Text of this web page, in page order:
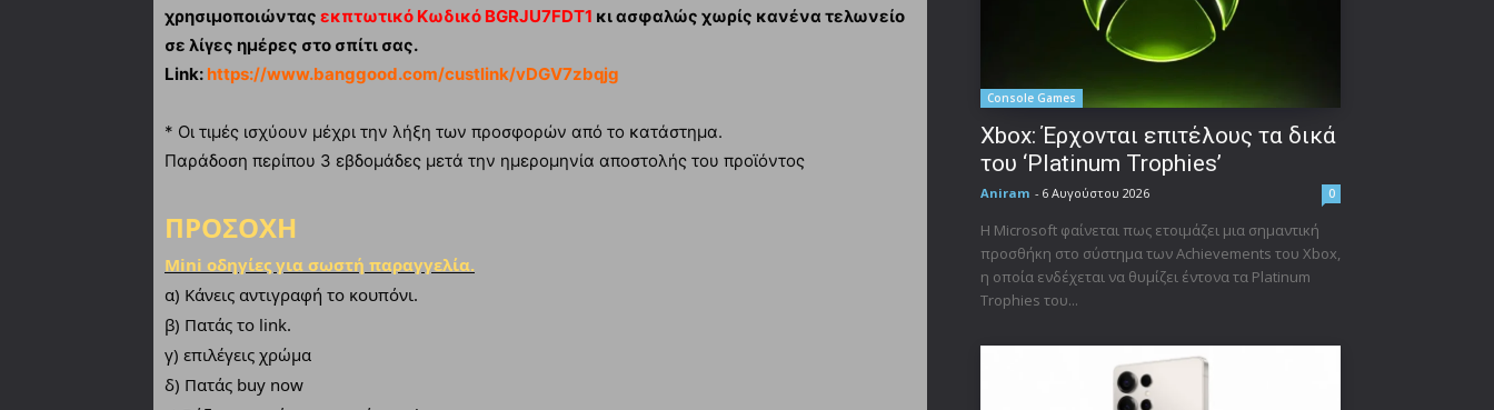
χρησιμοποιώντας εκπτωτικό Κωδικό BGRJU7FDT1 κι ασφαλώς χωρίς κανένα τελωνείο
σε λίγες ημέρες στο σπίτι σας.
Link: https://www.banggood.com/custlink/vDGV7zbqjg
* Οι τιμές ισχύουν μέχρι την λήξη των προσφορών από το κατάστημα.
Παράδοση περίπου 3 εβδομάδες μετά την ημερομηνία αποστολής του προϊόντος
ΠΡΟΣΟΧΗ
Mini οδηγίες για σωστή παραγγελία.
α) Κάνεις αντιγραφή το κουπόνι.
β) Πατάς το link.
γ) επιλέγεις χρώμα
δ) Πατάς buy now
Console Games
Xbox: Έρχονται επιτέλους τα δικά
του ‘Platinum Trophies’
Aniram - 6 Αυγούστου 2026 0
Η Microsoft φαίνεται πως ετοιμάζει μια σημαντική
προσθήκη στο σύστημα των Achievements του Xbox,
η οποία ενδέχεται να θυμίζει έντονα τα Platinum
Trophies του...